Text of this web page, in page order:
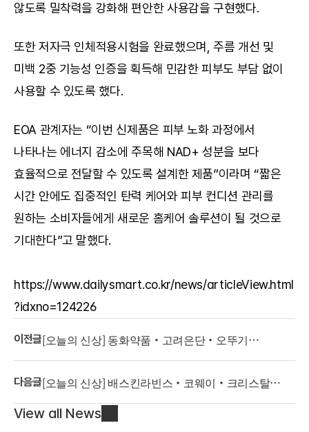
않도록 밀착력을 강화해 편안한 사용감을 구현했다.
또한 저자극 인체적용시험을 완료했으며, 주름 개선 및
미백 2중 기능성 인증을 획득해 민감한 피부도 부담 없이
사용할 수 있도록 했다.
EOA 관계자는 “이번 신제품은 피부 노화 과정에서
나타나는 에너지 감소에 주목해 NAD+ 성분을 보다
효율적으로 전달할 수 있도록 설계한 제품”이라며 “짧은
시간 안에도 집중적인 탄력 케어와 피부 컨디션 관리를
원하는 소비자들에게 새로운 홈케어 솔루션이 될 것으로
기대한다”고 말했다.
https://www.dailysmart.co.kr/news/articleView.html
?idxno=124226
이전글[오늘의 신상] 동화약품·고려은단·오뚜기
다음글[오늘의 신상] 배스킨라빈스·코웨이·크리스탈
View all News